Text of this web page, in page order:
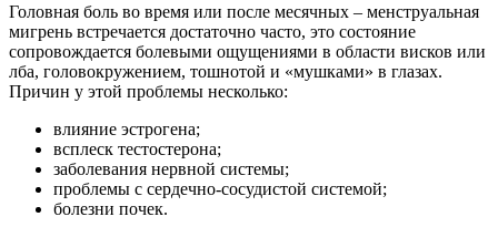
Головная боль во время или после месячных – менструальная
мигрень встречается достаточно часто, это состояние
сопровождается болевыми ощущениями в области висков или
лба, головокружением, тошнотой и «мушками» в глазах.
Причин у этой проблемы несколько:
влияние эстрогена;
всплеск тестостерона;
заболевания нервной системы;
проблемы с сердечно-сосудистой системой;
болезни почек.